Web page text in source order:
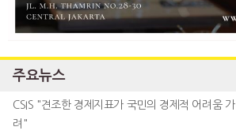
주요뉴스
CSIS "견조한 경제지표가 국민의 경제적 어려움 가
려"